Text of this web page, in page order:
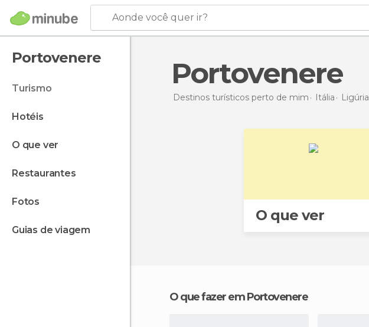
Aonde você quer ir?
Portovenere
turismo
hotéis
o que ver
restaurantes
fotos
guias de viagem
Portovenere
Destinos turísticos perto de mim Itália Ligúria
O que ver
O que fazer em Portovenere